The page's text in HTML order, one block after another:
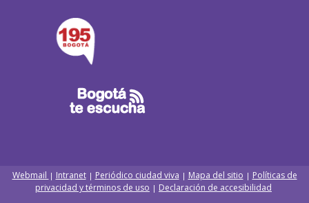
Webmail | Intranet| Periódico ciudad viva | Mapa del sitio | Políticas de
privacidad y términos de uso | Declaración de accesibilidad